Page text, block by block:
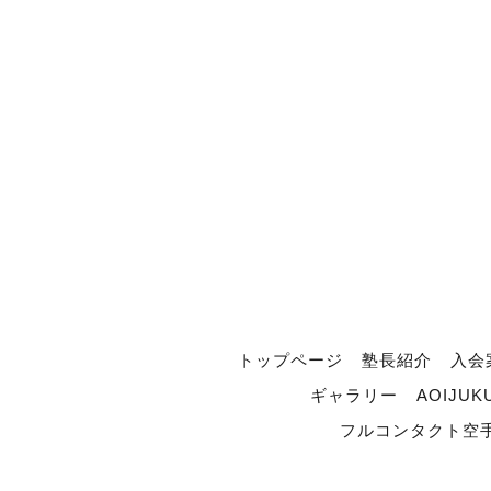
トップページ 塾長紹介
入
ギャラリー
フルコンタクト空